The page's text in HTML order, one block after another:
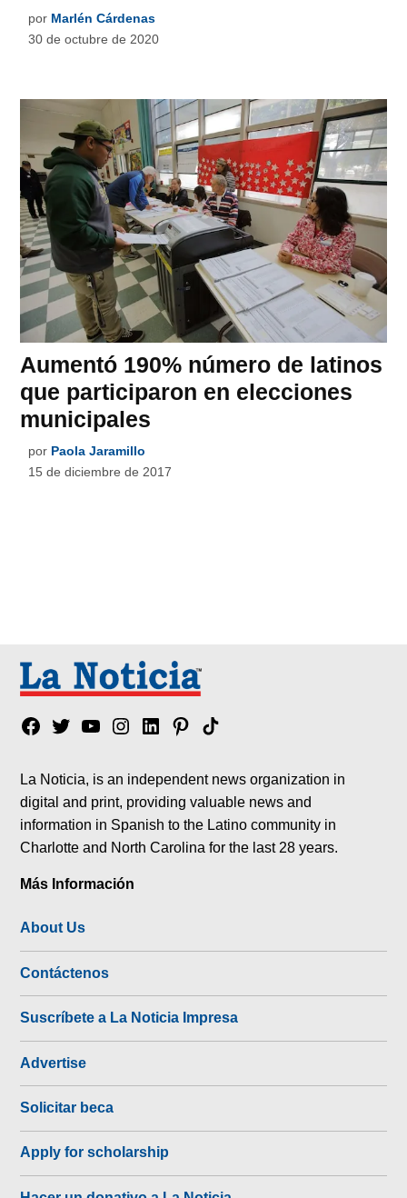
por Marlén Cárdenas
30 de octubre de 2020
Aumentó 190% número de latinos
que participaron en elecciones
municipales
por Paola Jaramillo
15 de diciembre de 2017
Facebook
TwitterYouTubeInstagram
LinkedinPinterest
Tik
La Noticia, is an independent news organization in
digital and print, providing valuable news and
information in Spanish to the Latino community in
Charlotte and North Carolina for the last 28 years.
Más Información
About Us
Contáctenos
Suscríbete a La Noticia Impresa
Advertise
Solicitar beca
Apply for scholarship